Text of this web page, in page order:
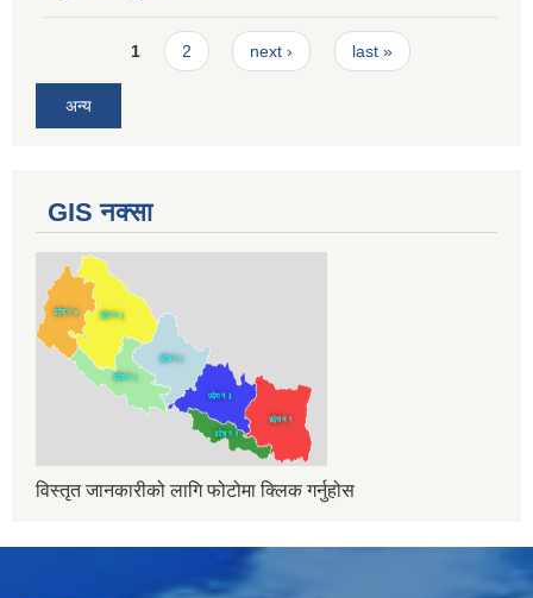
Pages1 2 next › last »
अन्य
GIS नक्सा
विस्तृत जानकारीको लागि फोटोमा क्लिक गर्नुहोस